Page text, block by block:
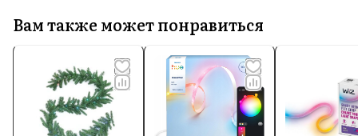
Вам также может понравиться